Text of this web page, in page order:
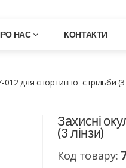
НАС КОНТАКТИ
012 для спортивної стрільби (3
Захисні
(3 лінзи)
Код товару: